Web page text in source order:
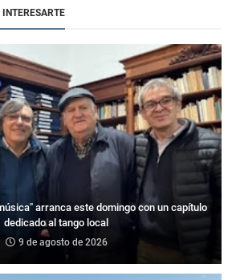
arranca este domingo con un capítulo
dedicado al tango local
9 de agosto de 2026